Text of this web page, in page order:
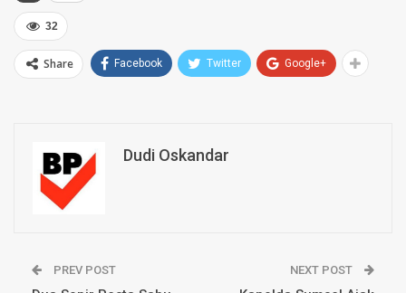
32
Share Facebook Twitter Google+
Dudi Oskandar
PREV POST NEXT POST